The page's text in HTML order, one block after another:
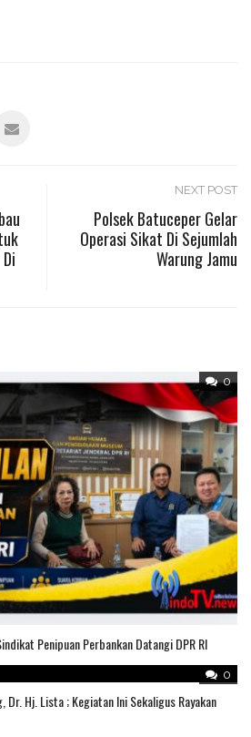
NEXT POST
Polsek Batuceper Gelar
Operasi Sikat Di Sejumlah
Warung Jamu
0
Penipuan Perbankan Datangi DPR RI
0
Dr. Hj. Lista ; Kegiatan Ini Sekaligus Rayakan